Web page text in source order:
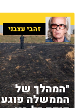
זהבי עצבני
"המהלך של
הממשלה פוגע